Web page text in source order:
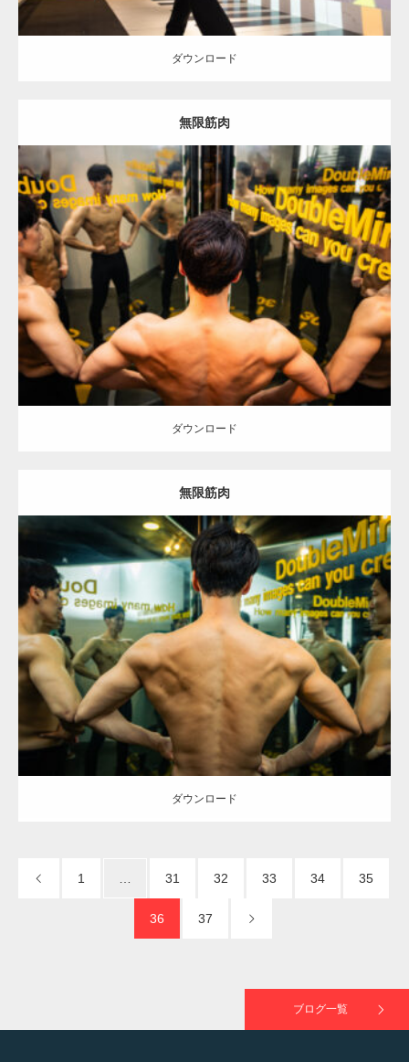
ダウンロード
無限筋肉
Update:2025.10.30
Category:科学技術館のマッチョ オレンジの人
AKIHITO(細マッチョ)
背中
千代田区（東京）
ダウンロード
ダウンロード
無限筋肉
Update:2025.10.30
Category:科学技術館のマッチョ オレンジの人 AKIHITO(細マッチョ)
背中 千代田区（東京）
ダウンロード
ダウンロード
1 31 32 33 34 35
36 37
ブログ一覧
【YouTube】マッチョフリー素材メンバーが
ギネス世界記録…
【TV】TBS番組「ひるおび」にてマッスルプ
ラスが紹介されま…
TOKYO FMラジオ番組「ONE MORNING」
で紹介さ…
た（6/8放送）